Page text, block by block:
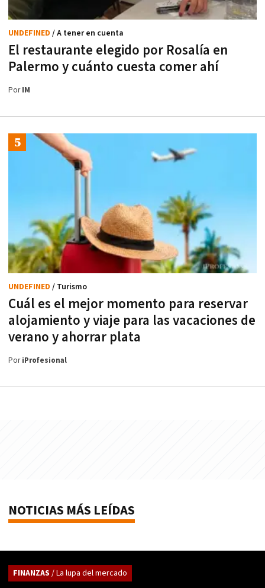
El restaurante elegido por Rosalía en
Palermo y cuánto cuesta comer ahí
UNDEFINED / A tener en cuenta
PorIM
Cuál es el mejor momento para reservar
alojamiento y viaje para las vacaciones de
verano y ahorrar plata
UNDEFINED / Turismo
PoriProfesional
NOTICIAS MÁS LEÍDAS
FINANZAS / La lupa del mercado